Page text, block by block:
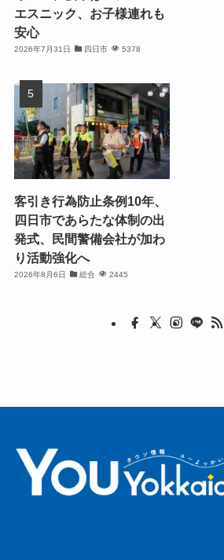
エスニック、お子様連れも
安心
2026年7月31日 四日市 5378
客引き行為防止条例10年、
四日市であらたな体制の出
発式、民間警備会社が加わ
り活動強化へ
2026年8月6日 総合 2445